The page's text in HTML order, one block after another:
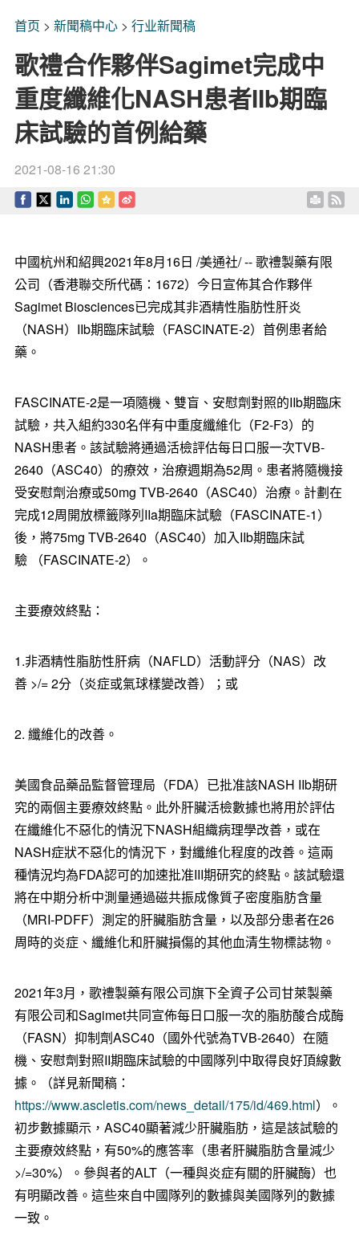
首页 > 新聞稿中心> 行业新聞稿
歌禮合作夥伴Sagimet完成中
重度纖維化NASH患者IIb期臨
床試驗的首例給藥
2021-08-16 21:30
中國杭州和紹興2021年8月16日 /美通社/ -- 歌禮製藥有限
公司（香港聯交所代碼：1672）今日宣佈其合作夥伴
Sagimet Biosciences已完成其非酒精性脂肪性肝炎
（NASH）IIb期臨床試驗（FASCINATE-2）首例患者給
藥。
FASCINATE-2是一項隨機、雙盲、安慰劑對照的IIb期臨床
試驗，共入組約330名伴有中重度纖維化（F2-F3）的
NASH患者。該試驗將通過活檢評估每日口服一次TVB-
2640（ASC40）的療效，治療週期為52周。患者將隨機接
受安慰劑治療或50mg TVB-2640（ASC40）治療。計劃在
完成12周開放標籤隊列IIa期臨床試驗（FASCINATE-1）
後，將75mg TVB-2640（ASC40）加入IIb期臨床試
驗 （FASCINATE-2）。
主要療效終點：
1.非酒精性脂肪性肝病（NAFLD）活動評分（NAS）改
善 >/=2分（炎症或氣球樣變改善）；或
2. 纖維化的改善。
美國食品藥品監督管理局（FDA）已批准該NASH IIb期研
究的兩個主要療效終點。此外肝臟活檢數據也將用於評估
在纖維化不惡化的情況下NASH組織病理學改善，或在
NASH症狀不惡化的情況下，對纖維化程度的改善。這兩
種情況均為FDA認可的加速批准III期研究的終點。該試驗還
將在中期分析中測量通過磁共振成像質子密度脂肪含量
（MRI-PDFF）測定的肝臟脂肪含量，以及部分患者在26
周時的炎症、纖維化和肝臟損傷的其他血清生物標誌物。
2021年3月，歌禮製藥有限公司旗下全資子公司甘萊製藥
有限公司和Sagimet共同宣佈每日口服一次的脂肪酸合成酶
（FASN）抑制劑ASC40（國外代號為TVB-2640）在隨
機、安慰劑對照II期臨床試驗的中國隊列中取得良好頂線數
據。（詳見新聞稿：
https://www.ascletis.com/news_detail/175/id/469.html）。
初步數據顯示，ASC40顯著減少肝臟脂肪，這是該試驗的
主要療效終點，有50%的應答率（患者肝臟脂肪含量減少
>/=30%）。參與者的ALT（一種與炎症有關的肝臟酶）也
有明顯改善。這些來自中國隊列的數據與美國隊列的數據
一致。